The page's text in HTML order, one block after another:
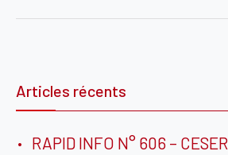
Articles récents
RAPID INFO N° 606 – CESER